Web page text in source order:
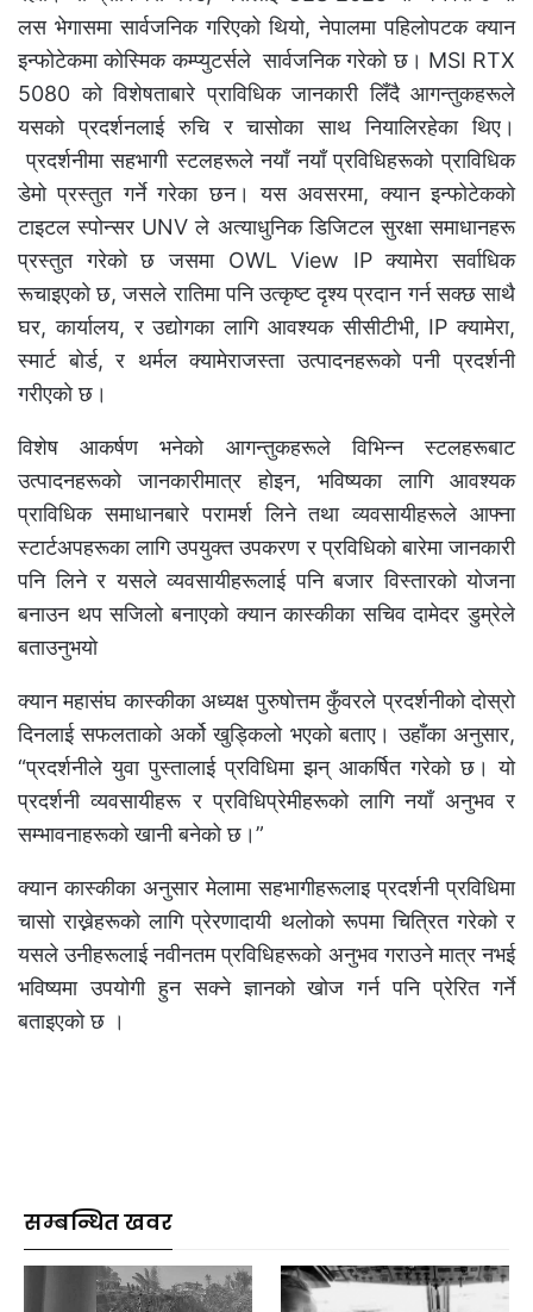
लस भेगासमा सार्वजनिक गरिएको थियो, नेपालमा पहिलोपटक क्यान
इन्फोटेकमा कोस्मिक कम्प्युटर्सले सार्वजनिक गरेकाे छ। MSI RTX
5080 को विशेषताबारे प्राविधिक जानकारी लिँदै आगन्तुकहरूले
यसको प्रदर्शनलाई रुचि र चासोका साथ नियालिरहेका थिए।
प्रदर्शनीमा सहभागी स्टलहरूले नयाँ नयाँ प्रविधिहरूको प्राविधिक
डेमो प्रस्तुत गर्ने गरेका छन। यस अवसरमा, क्यान इन्फोटेककाे
टाइटल स्पोन्सर UNV ले अत्याधुनिक डिजिटल सुरक्षा समाधानहरू
प्रस्तुत गरेकाे छ जसमा OWL View IP क्यामेरा सर्वाधिक
रूचाइएकाे छ, जसले रातिमा पनि उत्कृष्ट दृश्य प्रदान गर्न सक्छ साथै
घर, कार्यालय, र उद्योगका लागि आवश्यक सीसीटीभी, IP क्यामेरा,
स्मार्ट बोर्ड, र थर्मल क्यामेराजस्ता उत्पादनहरूको पनी प्रदर्शनी
गरीएकाे छ।
विशेष आकर्षण भनेको आगन्तुकहरूले विभिन्न स्टलहरूबाट
उत्पादनहरूको जानकारीमात्र होइन, भविष्यका लागि आवश्यक
प्राविधिक समाधानबारे परामर्श लिने तथा व्यवसायीहरूले आफ्ना
स्टार्टअपहरूका लागि उपयुक्त उपकरण र प्रविधिको बारेमा जानकारी
पनि लिने र यसले व्यवसायीहरूलाई पनि बजार विस्तारको योजना
बनाउन थप सजिलो बनाएको क्यान कास्कीका सचिव दामेदर डुम्रेले
बताउनुभयाे
क्यान महासंघ कास्कीका अध्यक्ष पुरुषोत्तम कुँवरले प्रदर्शनीको दोस्रो
दिनलाई सफलताको अर्को खुड्किलो भएको बताए। उहाँका अनुसार,
“प्रदर्शनीले युवा पुस्तालाई प्रविधिमा झन् आकर्षित गरेको छ। यो
प्रदर्शनी व्यवसायीहरू र प्रविधिप्रेमीहरूको लागि नयाँ अनुभव र
सम्भावनाहरूको खानी बनेको छ।”
क्यान कास्कीका अनुसार मेलामा सहभागीहरूलाइ प्रदर्शनी प्रविधिमा
चासो राख्नेहरूको लागि प्रेरणादायी थलोको रूपमा चित्रित गरेकाे र
यसले उनीहरूलाई नवीनतम प्रविधिहरूको अनुभव गराउने मात्र नभई
भविष्यमा उपयोगी हुन सक्ने ज्ञानको खोज गर्न पनि प्रेरित गर्ने
बताइएकाे छ ।
सम्बन्धित खवर